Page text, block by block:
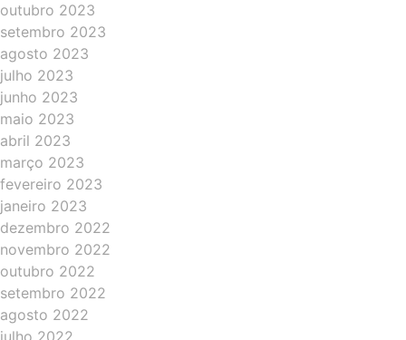
outubro 2023
setembro 2023
agosto 2023
julho 2023
junho 2023
maio 2023
abril 2023
março 2023
fevereiro 2023
janeiro 2023
dezembro 2022
novembro 2022
outubro 2022
setembro 2022
agosto 2022
julho 2022